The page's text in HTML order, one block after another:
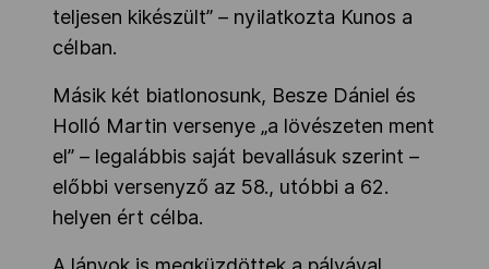
teljesen kikészült” – nyilatkozta Kunos a
célban.
Másik két biatlonosunk, Besze Dániel és
Holló Martin versenye „a lövészeten ment
el” – legalábbis saját bevallásuk szerint –
előbbi versenyző az 58., utóbbi a 62.
helyen ért célba.